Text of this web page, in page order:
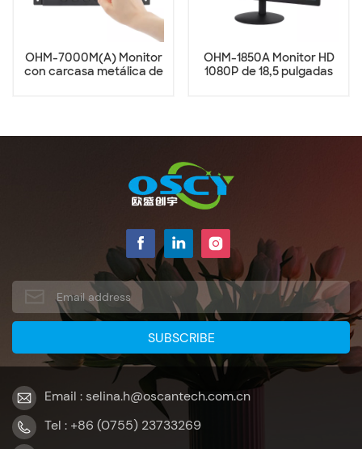
OHM-7000M(A) Monitor
con carcasa metálica de
OHM-1850A Monitor HD
1080P de 18,5 pulgadas
Email : selina.h@oscantech.com.cn
Tel : +86 (0755) 23733269